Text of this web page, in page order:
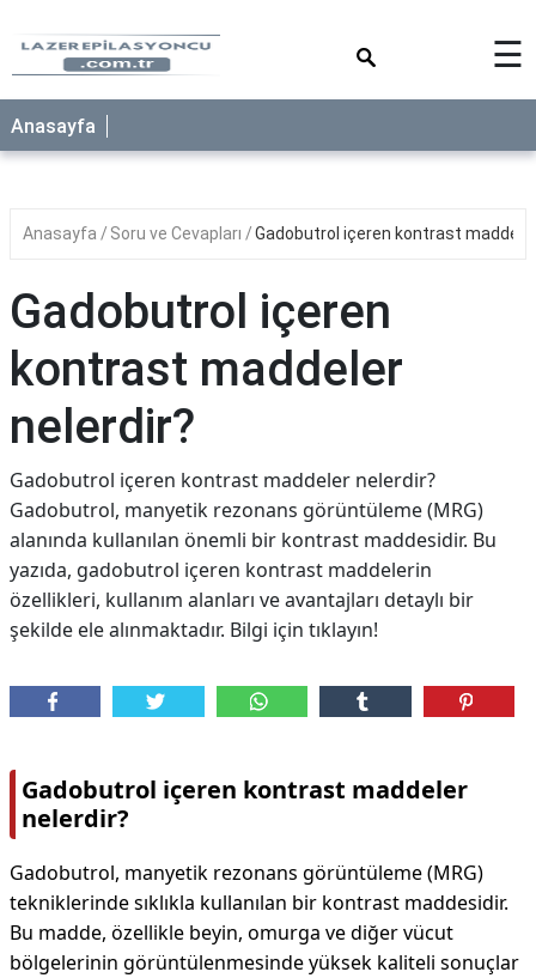
☰
Anasayfa
Anasayfa Soru ve Cevapları Gadobutrol içeren kontrast
Gadobutrol içeren
kontrast maddeler
nelerdir?
Gadobutrol içeren kontrast maddeler nelerdir?
Gadobutrol, manyetik rezonans görüntüleme (MRG)
alanında kullanılan önemli bir kontrast maddesidir. Bu
yazıda, gadobutrol içeren kontrast maddelerin
özellikleri, kullanım alanları ve avantajları detaylı bir
şekilde ele alınmaktadır. Bilgi için tıklayın!
Gadobutrol içeren kontrast maddeler
nelerdir?
Gadobutrol, manyetik rezonans görüntüleme (MRG)
tekniklerinde sıklıkla kullanılan bir kontrast maddesidir.
Bu madde, özellikle beyin, omurga ve diğer vücut
bölgelerinin görüntülenmesinde yüksek kaliteli sonuçlar